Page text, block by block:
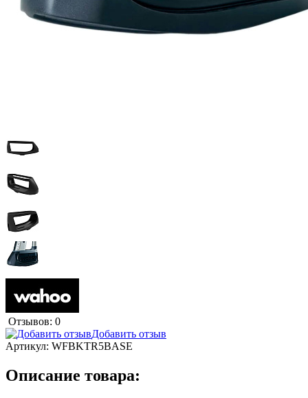
Отзывов: 0
Добавить отзыв
Артикул: WFBKTR5BASE
Описание товара: